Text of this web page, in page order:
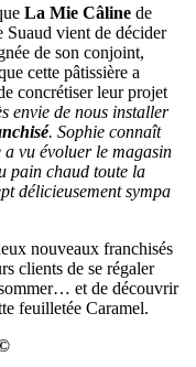
La Mie Câline de
Suaud vient de décider
de son conjoint,
cette pâtissière a
concrétiser leur projet
envie de nous installer
. Sophie connaît
vu évoluer le magasin
pain chaud toute la
délicieusement sympa
nouveaux franchisés
clients de se régaler
et de découvrir
feuilletée Caramel.